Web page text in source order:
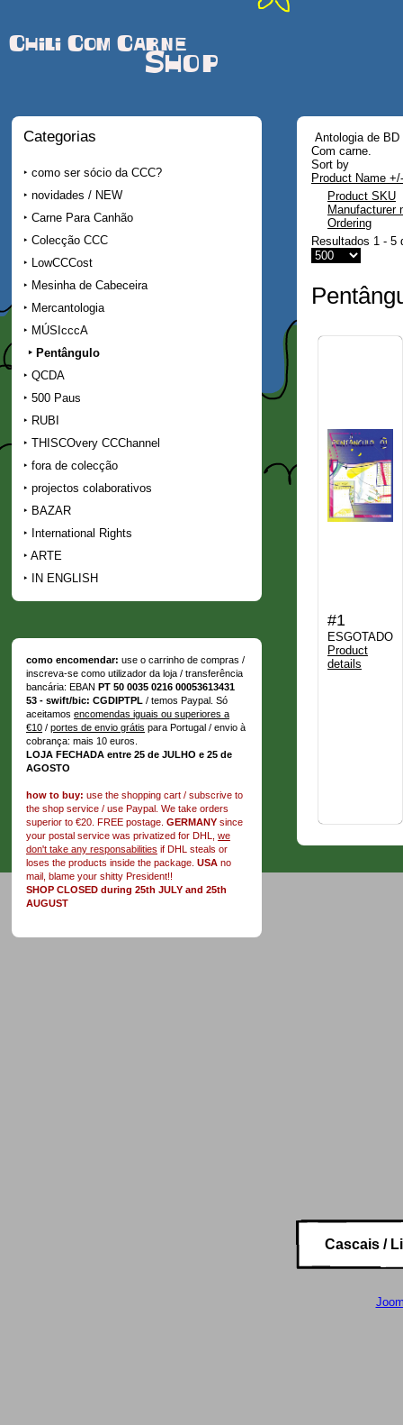
Chili Com Carne
Shop
Categorias
como ser sócio da CCC?
novidades / NEW
Carne Para Canhão
Colecção CCC
LowCCCost
Mesinha de Cabeceira
Mercantologia
MÚSIcccA
Pentângulo
QCDA
500 Paus
RUBI
THISCOvery CCChannel
fora de colecção
projectos colaborativos
BAZAR
International Rights
ARTE
IN ENGLISH
como encomendar: use o carrinho de compras /
inscreva-se como utilizador da loja / transferência
bancária: EBAN PT 50 0035 0216 00053613431
53 - swift/bic: CGDIPTPL / temos Paypal. Só
aceitamos encomendas iguais ou superiores a
€10 / portes de envio grátis para Portugal / envio à
cobrança: mais 10 euros.
LOJA FECHADA entre 25 de JULHO e 25 de
AGOSTO
how to buy: use the shopping cart / subscrive to
the shop service / use Paypal. We take orders
superior to €20. FREE postage. GERMANY since
your postal service was privatized for DHL, we
don't take any responsabilities if DHL steals or
loses the products inside the package. USA no
mail, blame your shitty President!!
SHOP CLOSED during 25th JULY and 25th
AUGUST
Antologia de
Com carne.
Sort by
Product Name +/-
Product SKU
Manufacturer
Ordering
Resultados 1 - 5
#1
ESGOTADO
Product
details
Cascais /